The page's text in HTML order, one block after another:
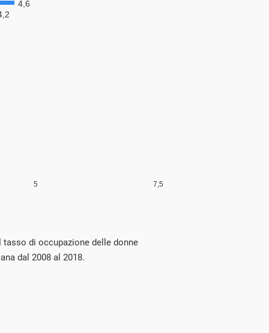
di occupazione delle donne
dal 2008 al 2018.